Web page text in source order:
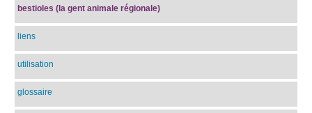
bestioles (la gent animale régionale)
liens
utilisation
glossaire